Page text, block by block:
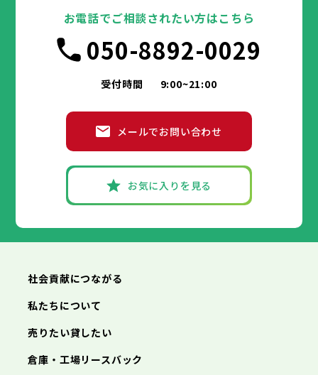
お電話でご相談されたい方はこちら
050-8892-0029
受付時間 9:00~21:00
メールでお問い合わせ
お気に入りを見る
社会貢献につながる
私たちについて
売りたい貸したい
倉庫・工場リースバック